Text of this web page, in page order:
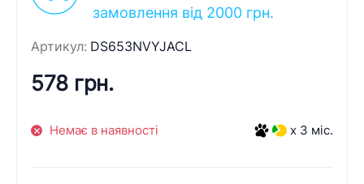
замовлення від 2000 грн.
Артикул: DS653NVYJACL
578 грн.
Немає в наявності x 3 міс.